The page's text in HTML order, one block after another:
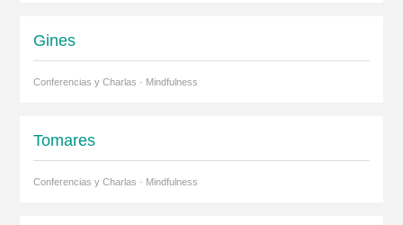
Gines
Conferencias y Charlas · Mindfulness
Tomares
Conferencias y Charlas · Mindfulness